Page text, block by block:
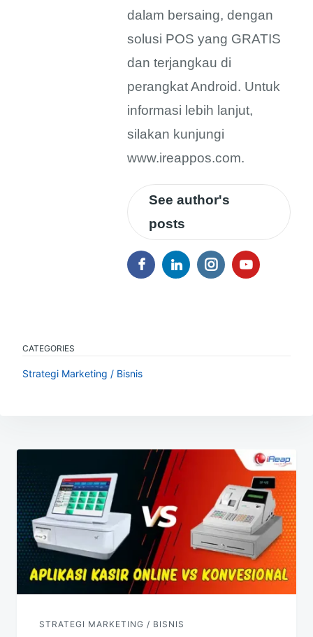
dalam bersaing, dengan
solusi POS yang GRATIS
dan terjangkau di
perangkat Android. Untuk
informasi lebih lanjut,
silakan kunjungi
www.ireappos.com.
See author's
posts
CATEGORIES
Strategi Marketing / Bisnis
STRATEGI MARKETING / BISNIS